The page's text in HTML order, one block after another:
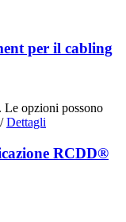
per il cabling
Le opzioni possono
/ Dettagli
RCDD®